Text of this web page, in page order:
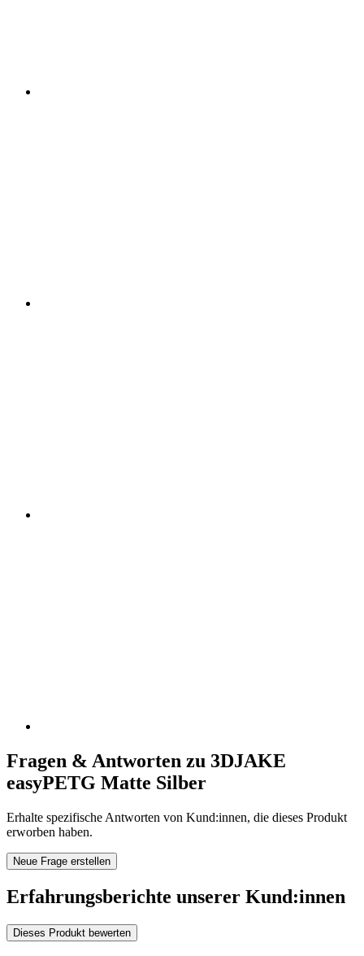
Fragen & Antworten zu 3DJAKE
easyPETG Matte Silber
Erhalte spezifische Antworten von Kund:innen, die dieses Produkt
erworben haben.
Neue Frage erstellen
Erfahrungsberichte unserer Kund:innen
Dieses Produkt bewerten